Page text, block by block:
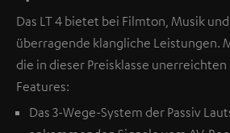
Das LT 4 bietet bei Filmton, Musik
überragende klangliche Leistungen.
die in dieser Preisklasse
Features:
Das 3-Wege-System der Passiv